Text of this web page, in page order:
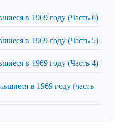
в 1969 году (Часть 6)
в 1969 году (Часть 5)
в 1969 году (Часть 4)
в 1969 году (часть